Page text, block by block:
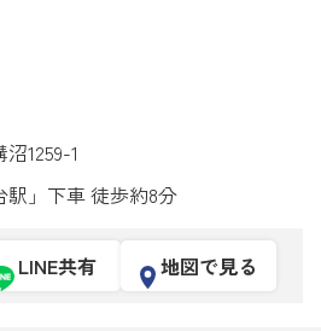
1259-1
」下車 徒歩約8分
LINE共有 地図で見る